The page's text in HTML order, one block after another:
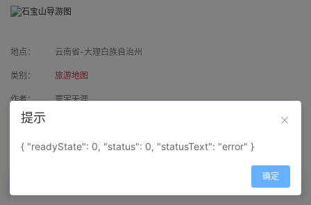
地点： 云南省-大理白族自治州
类别： 旅游地图
作者： 寰宇天涯
来源：
属性： 地图属性： 地图类型-景区导游图
提示
{ "readyState": 0, "status": 0, "statusText": "error" }
确定